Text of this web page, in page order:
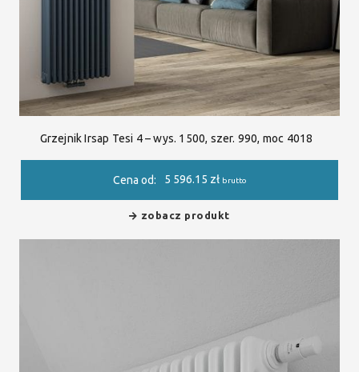
Grzejnik Irsap Tesi 4 – wys. 1500, szer. 990, moc 4018
Cena od: 5 596.15 zł brutto
zobacz produkt